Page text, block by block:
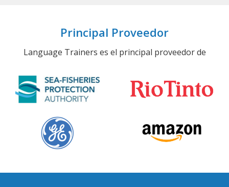
Principal Proveedor
Language Trainers es el principal proveedor de